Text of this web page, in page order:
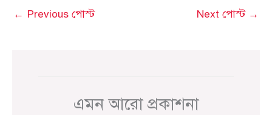
← Previous পোস্ট Next পোস্ট →
এমন আরো প্রকাশনা